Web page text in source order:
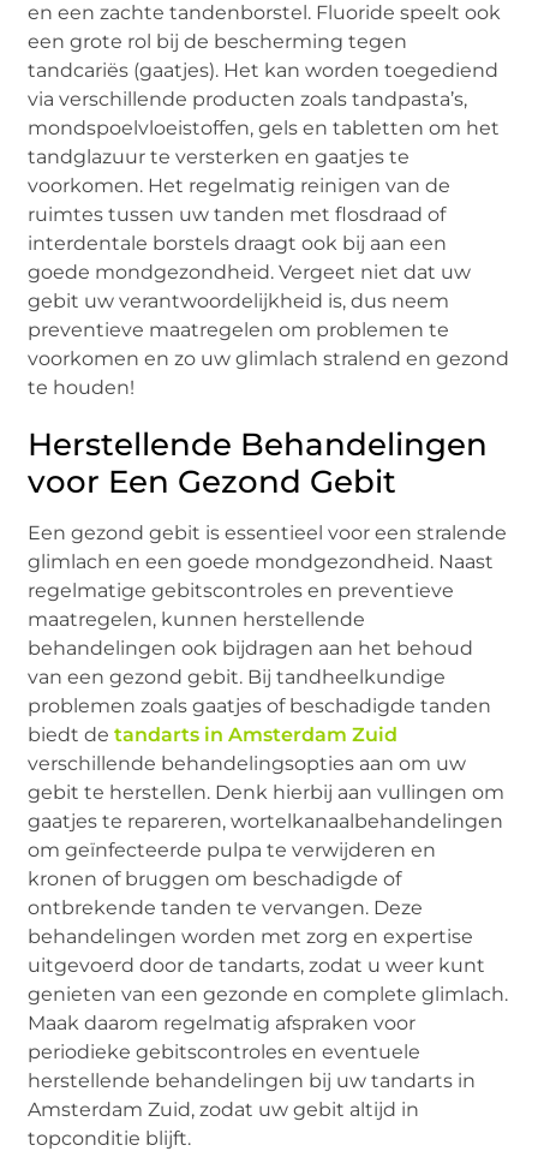
en een zachte tandenborstel. Fluoride speelt ook
een grote rol bij de bescherming tegen
tandcariës (gaatjes). Het kan worden toegediend
via verschillende producten zoals tandpasta’s,
mondspoelvloeistoffen, gels en tabletten om het
tandglazuur te versterken en gaatjes te
voorkomen. Het regelmatig reinigen van de
ruimtes tussen uw tanden met flosdraad of
interdentale borstels draagt ook bij aan een
goede mondgezondheid. Vergeet niet dat uw
gebit uw verantwoordelijkheid is, dus neem
preventieve maatregelen om problemen te
voorkomen en zo uw glimlach stralend en gezond
te houden!
Herstellende Behandelingen
voor Een Gezond Gebit
Een gezond gebit is essentieel voor een stralende
glimlach en een goede mondgezondheid. Naast
regelmatige gebitscontroles en preventieve
maatregelen, kunnen herstellende
behandelingen ook bijdragen aan het behoud
van een gezond gebit. Bij tandheelkundige
problemen zoals gaatjes of beschadigde tanden
biedt detandarts in Amsterdam Zuid
verschillende behandelingsopties aan om uw
gebit te herstellen. Denk hierbij aan vullingen om
gaatjes te repareren, wortelkanaalbehandelingen
om geïnfecteerde pulpa te verwijderen en
kronen of bruggen om beschadigde of
ontbrekende tanden te vervangen. Deze
behandelingen worden met zorg en expertise
uitgevoerd door de tandarts, zodat u weer kunt
genieten van een gezonde en complete glimlach.
Maak daarom regelmatig afspraken voor
periodieke gebitscontroles en eventuele
herstellende behandelingen bij uw tandarts in
Amsterdam Zuid, zodat uw gebit altijd in
topconditie blijft.